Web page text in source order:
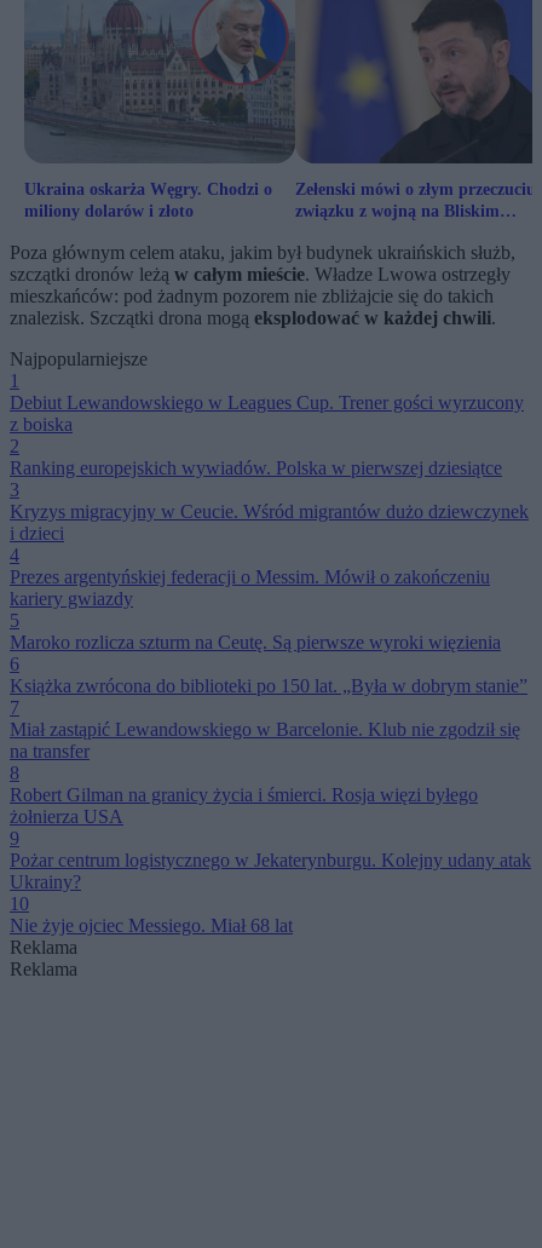
Ukraina oskarża Węgry. Chodzi o
miliony dolarów i złoto
Zełenski mówi o złym przeczuciu
związku z wojną na Bliskim
Poza głównym celem ataku, jakim był budynek ukraińskich służb,
szczątki dronów leżą w całym mieście. Władze Lwowa ostrzegły
mieszkańców: pod żadnym pozorem nie zbliżajcie się do takich
znalezisk. Szczątki drona mogą eksplodować w każdej chwili.
Najpopularniejsze
1
Debiut Lewandowskiego w Leagues Cup. Trener gości wyrzucony
z boiska
2
Ranking europejskich wywiadów. Polska w pierwszej dziesiątce
3
Kryzys migracyjny w Ceucie. Wśród migrantów dużo dziewczynek
i dzieci
4
Prezes argentyńskiej federacji o Messim. Mówił o zakończeniu
kariery gwiazdy
5
Maroko rozlicza szturm na Ceutę. Są pierwsze wyroki więzienia
6
Książka zwrócona do biblioteki po 150 lat. „Była w dobrym stanie”
7
Miał zastąpić Lewandowskiego w Barcelonie. Klub nie zgodził się
na transfer
8
Robert Gilman na granicy życia i śmierci. Rosja więzi byłego
żołnierza USA
9
Pożar centrum logistycznego w Jekaterynburgu. Kolejny udany atak
Ukrainy?
10
Nie żyje ojciec Messiego. Miał 68 lat
Reklama
Reklama